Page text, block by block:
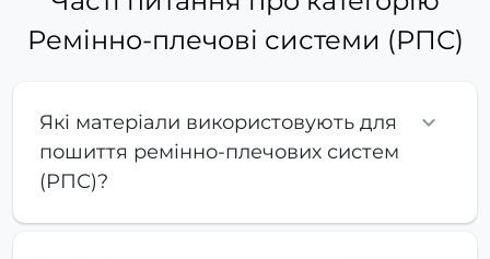
Ремінно-плечові системи (РПС)
Які матеріали використовують для
пошиття ремінно-плечових систем
(РПС)?